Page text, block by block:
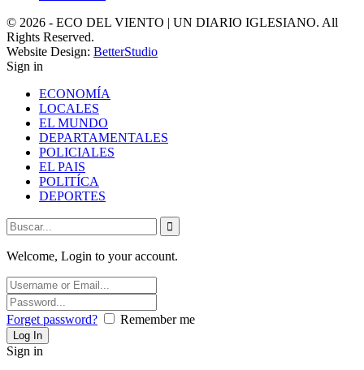
© 2026 - ECO DEL VIENTO | UN DIARIO IGLESIANO. All
Rights Reserved.
Website Design: BetterStudio
Sign in
ECONOMÍA
LOCALES
EL MUNDO
DEPARTAMENTALES
POLICIALES
EL PAIS
POLITÍCA
DEPORTES
Welcome, Login to your account.
Forget password? Remember me
Sign in